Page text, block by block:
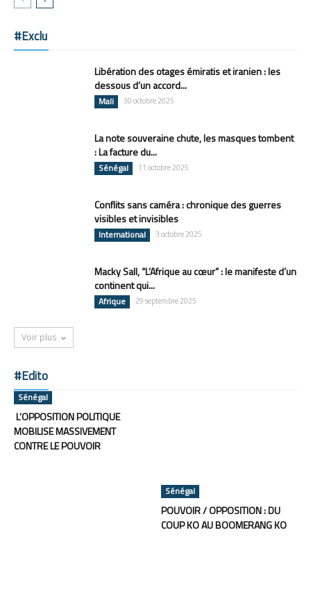
#Exclu
Libération des otages émiratis et iranien : les
dessous d’un accord...
Mali 30 octobre 2025
La note souveraine chute, les masques tombent
: La facture du...
Sénégal 11 octobre 2025
Conflits sans caméra : chronique des guerres
visibles et invisibles
International 3 octobre 2025
Macky Sall, “L’Afrique au cœur” : le manifeste d’un
continent qui...
Afrique 29 septembre 2025
Voir plus
#Edito
Sénégal
L’OPPOSITION POLITIQUE
MOBILISE MASSIVEMENT
CONTRE LE POUVOIR
Sénégal
POUVOIR / OPPOSITION : DU
COUP KO AU BOOMERANG KO